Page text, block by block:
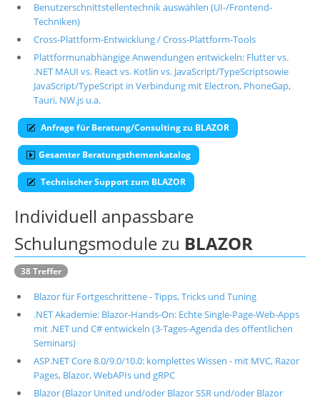
Benutzerschnittstellentechnik auswählen (UI-/Frontend-
Techniken)
Cross-Plattform-Entwicklung / Cross-Plattform-Tools
Plattformunabhängige Anwendungen entwickeln: Flutter vs.
.NET MAUI vs. React vs. Kotlin vs. JavaScript/TypeScriptsowie
JavaScript/TypeScript in Verbindung mit Electron, PhoneGap,
Tauri, NW.js u.a.
Anfrage für Beratung/Consulting zu BLAZOR
Gesamter Beratungsthemenkatalog
Technischer Support zum BLAZOR
Individuell anpassbare
Schulungsmodule zu BLAZOR
38 Treffer
Blazor für Fortgeschrittene - Tipps, Tricks und Tuning
.NET Akademie: Blazor-Hands-On: Echte Single-Page-Web-Apps
mit .NET und C# entwickeln (3-Tages-Agenda des öffentlichen
Seminars)
ASP.NET Core 8.0/9.0/10.0: komplettes Wissen - mit MVC, Razor
Pages, Blazor, WebAPIs und gRPC
Blazor (Blazor United und/oder Blazor SSR und/oder Blazor